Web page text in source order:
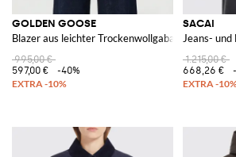
GOLDEN GOOSE
Blazer aus leichter Trockenwollgabardine
995,00 €
597,00 €
-40%
SACAI
Jeans-
1.215,00 €
668,26 €